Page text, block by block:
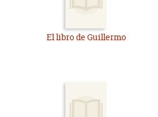
El libro de Guillermo